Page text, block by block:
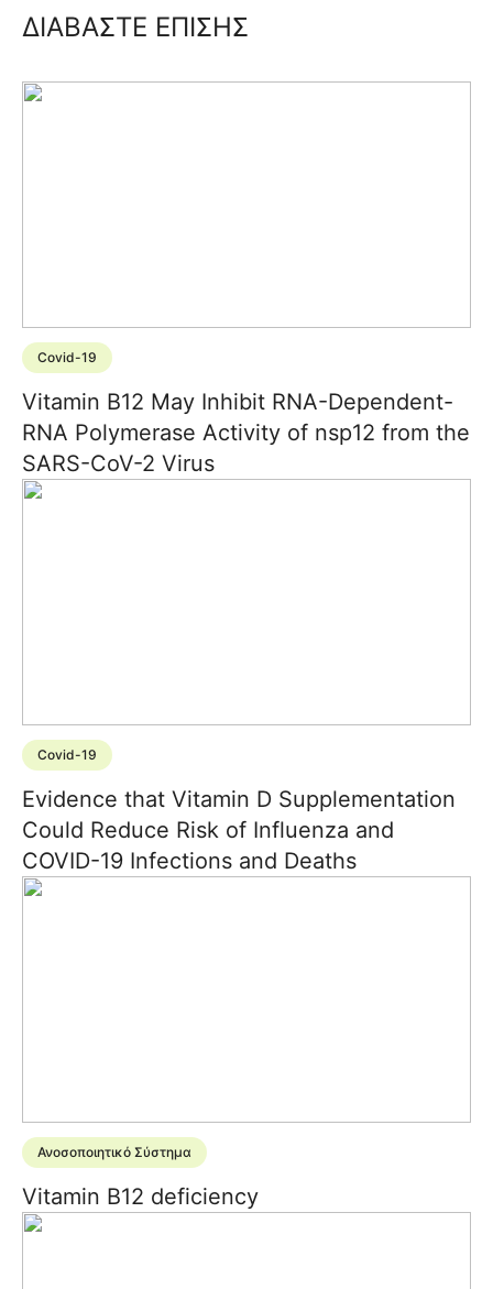
ΔΙΑΒΑΣΤΕ ΕΠΙΣΗΣ
Covid-19
Vitamin B12 May Inhibit RNA-Dependent-
RNA Polymerase Activity of nsp12 from the
SARS-CoV-2 Virus
Covid-19
Evidence that Vitamin D Supplementation
Could Reduce Risk of Influenza and
COVID-19 Infections and Deaths
Ανοσοποιητικό Σύστημα
Vitamin B12 deficiency